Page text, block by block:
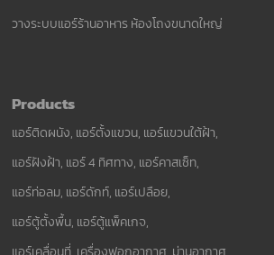
วางระบบแอร์ร้านอาหาร ห้องโถงขนาดใหญ่
Products
แอร์ติดผนัง, แอร์ตั้งแขวน, แอร์แขวนใต้ฝ้า,
แอร์ฝังฝ้า, แอร์ 4 ทิศทาง, แอร์คาสเซ็ท,
แอร์ท่อลม, แอร์ดักท์, แอร์เปลือย,
แอร์ตู้ตั้งพื้น, แอร์ตู้แพ็คเกจ,